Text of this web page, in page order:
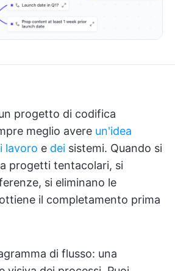
progetto di codifica
meglio avere un'idea
lavoro e dei sistemi. Quando si
progetti tentacolari, si
si eliminano le
il completamento prima
di flusso: una